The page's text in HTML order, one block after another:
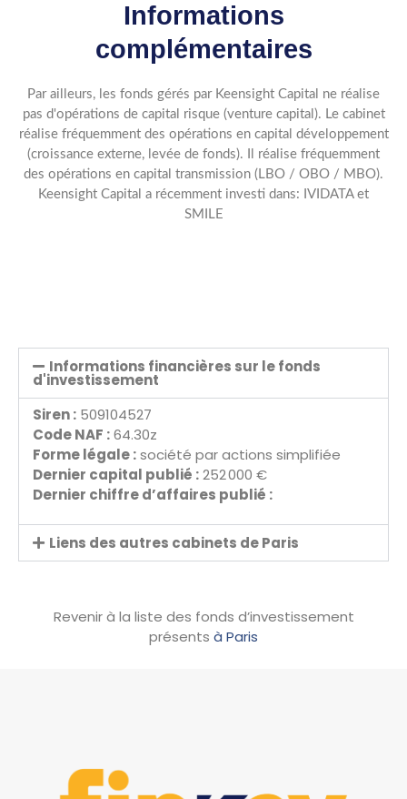
Informations
complémentaires
Par ailleurs, les fonds gérés par Keensight Capital ne réalise
pas d'opérations de capital risque (venture capital). Le cabinet
réalise fréquemment des opérations en capital développement
(croissance externe, levée de fonds). Il réalise fréquemment
des opérations en capital transmission (LBO / OBO / MBO).
Keensight Capital a récemment investi dans: IVIDATA et
SMILE
Informations financières sur le fonds
d'investissement
Siren : 509104527
Code NAF :64.30z
Forme légale :société par actions simplifiée
Dernier capital publié :252 000 €
Dernier chiffre d’affaires publié :
Liens des autres cabinets de Paris
Revenir à la liste des fonds d’investissement
présents à Paris